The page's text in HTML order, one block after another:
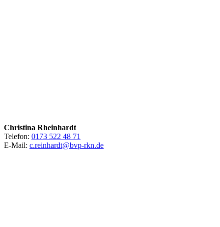
Christina Rheinhardt
Telefon: 0173 522 48 71
E-Mail: c.reinhardt@bvp-rkn.de